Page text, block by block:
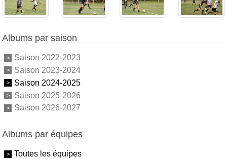
Albums par saison
Saison 2022-2023
Saison 2023-2024
Saison 2024-2025
Saison 2025-2026
Saison 2026-2027
Albums par équipes
Toutes les équipes